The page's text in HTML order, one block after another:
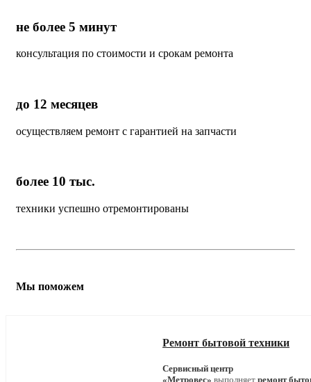
не более 5 минут
консультация по стоимости и срокам ремонта
до 12 месяцев
осуществляем ремонт с гарантией на запчасти
более 10 тыс.
техники успешно отремонтированы
Мы поможем
Ремонт бытовой техники
Сервисный центр
«Метровес» выполняет ремонт